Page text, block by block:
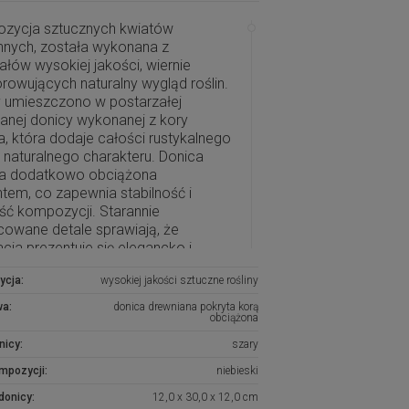
sztucznych kwiatów
została wykonana z
wysokiej jakości, wiernie
naturalny wygląd roślin.
umieszczono w postarzałej
donicy wykonanej z kory
która dodaje całości rustykalnego
naturalnego charakteru. Donica
dodatkowo obciążona
co zapewnia stabilność i
kompozycji. Starannie
detale sprawiają, że
prezentuje się elegancko i
nadaje się zarówno jako
wiosenny klimat, jak i jako
dekoracja na grób bliskiej
wyrazem pamięci i
Projekt stworzono w
wysokiej jakości sztuczne rośliny
donica drewniana pokryta korą
obciążona
szary
niebieski
12,0 x 30,0 x 12,0 cm